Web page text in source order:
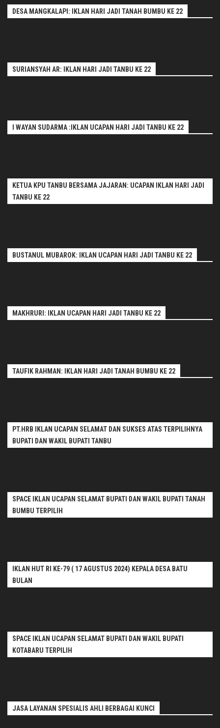
DESA MANGKALAPI: IKLAN HARI JADI TANAH BUMBU KE 22
SURIANSYAH AR: IKLAN HARI JADI TANBU KE 22
I WAYAN SUDARMA :IKLAN UCAPAN HARI JADI TANBU KE 22
KETUA KPU TANBU BERSAMA JAJARAN: UCAPAN IKLAN HARI JADI
TANBU KE 22
BUSTANUL MUBAROK: IKLAN UCAPAN HARI JADI TANBU KE 22
MAKHRURI: IKLAN UCAPAN HARI JADI TANBU KE 22
TAUFIK RAHMAN: IKLAN HARI JADI TANAH BUMBU KE 22
PT.HRB IKLAN UCAPAN SELAMAT DAN SUKSES ATAS TERPILIHNYA
BUPATI DAN WAKIL BUPATI TANBU
SPACE IKLAN UCAPAN SELAMAT BUPATI DAN WAKIL BUPATI TANAH
BUMBU TERPILIH
IKLAN HUT RI KE-79 ( 17 AGUSTUS 2024) KEPALA DESA BATU
BULAN
SPACE IKLAN UCAPAN SELAMAT BUPATI DAN WAKIL BUPATI
KOTABARU TERPILIH
JASA LAYANAN SPESIALIS AHLI BERBAGAI KUNCI